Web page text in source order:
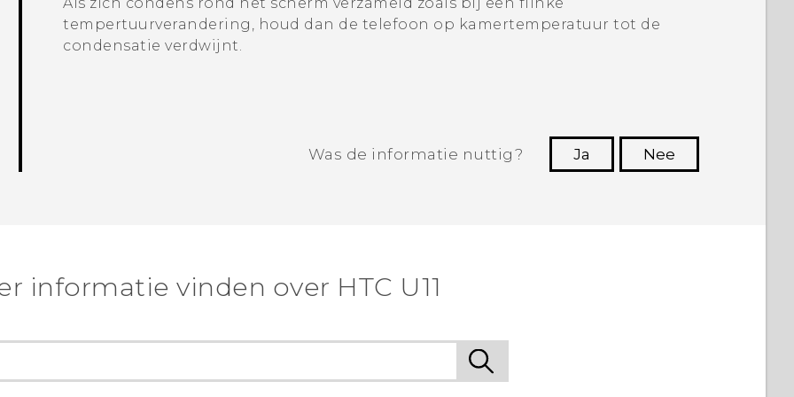
tempertuurverandering, houd dan de telefoon op kamertemperatuur tot de
condensatie verdwijnt.
Was de informatie nuttig? Ja
Nee
informatie vinden over HTC U11